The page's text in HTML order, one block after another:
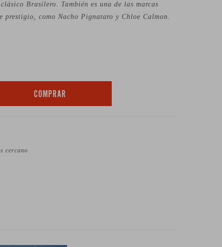
Brasilero. También es una de las marcas
prestigio, como Nacho Pignataro y Chloe Calmon.
COMPRAR
cercano